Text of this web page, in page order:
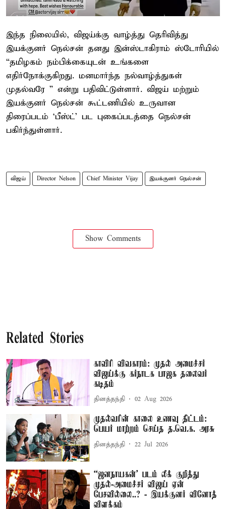
இந்த நிலையில், விஜய்க்கு வாழ்த்து தெரிவித்து
இயக்குனர் ​நெல்சன் தனது இன்ஸ்டாகிராம் ஸ்டோரியில்
“தமிழகம் நம்பிக்கையுடன் உங்களை
எதிர்நோக்குகிறது. மனமார்ந்த நல்வாழ்த்துகள்
முதல்வரே ” என்று பதிவிட்டுள்ளார். விஜய் மற்றும்
இயக்குனர் நெல்சன் கூட்டணியில் உருவான
திரைப்படம் ‘பீஸ்ட்’ பட புகைப்படத்தை நெல்சன்
பகிர்ந்துள்ளார்.
விஜய் Director Nelson Chief Minister Vijay இயக்குனர் ​நெல்சன்
Show Comments
Related Stories
காவிரி விவகாரம்: முதல் அமைச்சர்
விஜய்க்கு கர்நாடக பாஜக தலைவர்
கடிதம்
தினத்தந்தி 02 Aug 2026
முதல்வரின் காலை உணவு திட்டம்:
பெயர் மாற்றம் செய்த த.வெ.க. அரசு
தினத்தந்தி 22 Jul 2026
“ஜனநாயகன்’ படம் லீக் குறித்து
முதல்-அமைச்சர் விஜய் ஏன்
பேசவில்லை..? - இயக்குனர் வினோத்
விளக்கம்